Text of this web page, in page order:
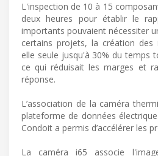
L'inspection de 10 à 15
deux heures pour établir le
importants pouvaient nécessiter
certains projets, la création des
elle seule jusqu'à 30% du temps
ce qui réduisait les marges et
réponse.
L’association de la caméra
plateforme de données
Condoit a permis d’accélérer les
La caméra i65 associe